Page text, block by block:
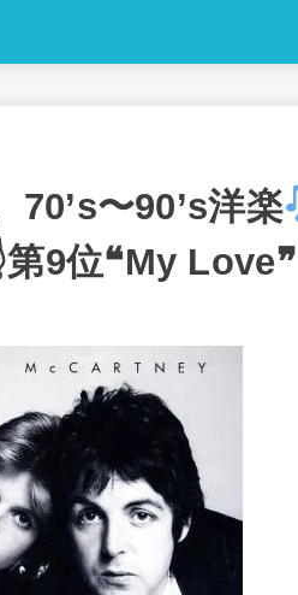
70’s〜90’s洋楽
第9位❝My Love❞